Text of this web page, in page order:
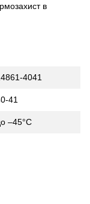
в
4041
41
–45°С